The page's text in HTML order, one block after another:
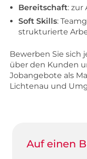
Bereitschaft: zur
Soft Skills:
strukturierte
Bewerben Sie sich
über den Kunden
Jobangebote als
Lichtenau und
Auf einen